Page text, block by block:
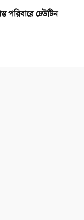
পরিবারে ঢেউটিন